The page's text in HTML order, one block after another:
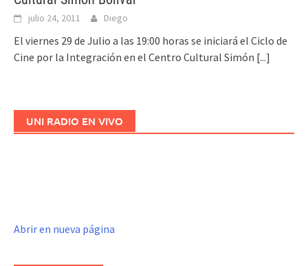
julio 24, 2011 Diego
El viernes 29 de Julio a las 19:00 horas se iniciará el Ciclo de
Cine por la Integración en el Centro Cultural Simón [...]
UNI RADIO EN VIVO
Abrir en nueva página